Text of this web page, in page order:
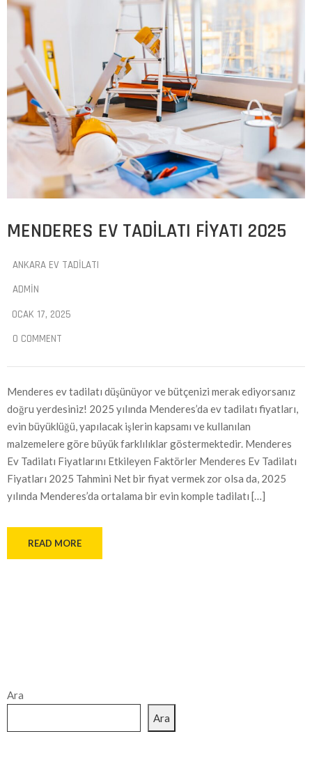
MENDERES EV TADILATI FIYATI 2025
ANKARA EV TADILATI
ADMIN
OCAK 17, 2025
0 COMMENT
Menderes ev tadilatı düşünüyor ve bütçenizi merak ediyorsanız
doğru yerdesiniz! 2025 yılında Menderes’da ev tadilatı fiyatları,
evin büyüklüğü, yapılacak işlerin kapsamı ve kullanılan
malzemelere göre büyük farklılıklar göstermektedir. Menderes
Ev Tadilatı Fiyatlarını Etkileyen Faktörler Menderes Ev Tadilatı
Fiyatları 2025 Tahmini Net bir fiyat vermek zor olsa da, 2025
yılında Menderes’da ortalama bir evin komple tadilatı […]
READ MORE
Ara
Ara